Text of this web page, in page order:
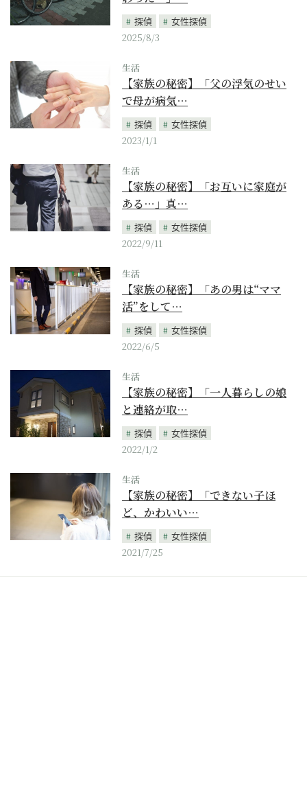
探偵
女性探偵
2025/8/3
生活
【家族の秘密】「父の浮気のせい
で母が病気…
探偵
女性探偵
2023/1/1
生活
【家族の秘密】「お互いに家庭が
ある…」真…
探偵
女性探偵
2022/9/11
生活
【家族の秘密】「あの男は“ママ
活”をして…
探偵
女性探偵
2022/6/5
生活
【家族の秘密】「一人暮らしの娘
と連絡が取…
探偵
女性探偵
2022/1/2
生活
【家族の秘密】「できない子ほ
ど、かわいい…
探偵
女性探偵
2021/7/25